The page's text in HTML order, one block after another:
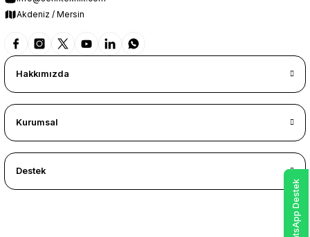
Akdeniz / Mersin
Hakkımızda
Kurumsal
Destek
WhatsApp Destek